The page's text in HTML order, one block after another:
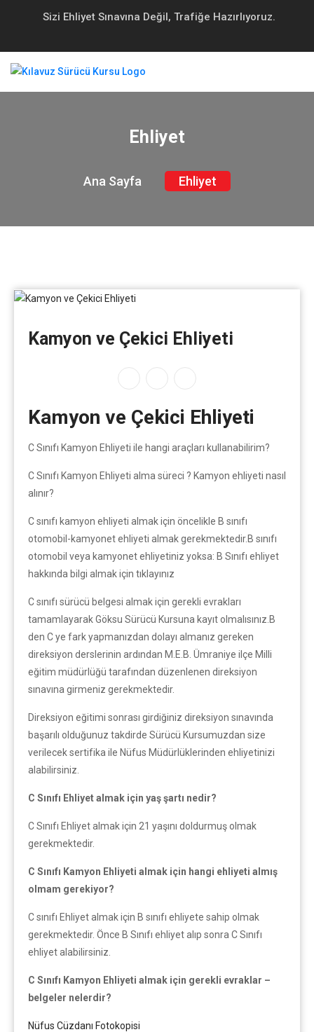
Sizi Ehliyet Sınavına Değil, Trafiğe Hazırlıyoruz.
Ehliyet
Ana Sayfa Ehliyet
Kamyon ve Çekici Ehliyeti
Kamyon ve Çekici Ehliyeti
C Sınıfı Kamyon Ehliyeti ile hangi araçları kullanabilirim?
C Sınıfı Kamyon Ehliyeti alma süreci ? Kamyon ehliyeti nasıl
alınır?
C sınıfı kamyon ehliyeti almak için öncelikle B sınıfı
otomobil-kamyonet ehliyeti almak gerekmektedir.B sınıfı
otomobil veya kamyonet ehliyetiniz yoksa: B Sınıfı ehliyet
hakkında bilgi almak için tıklayınız
C sınıfı sürücü belgesi almak için gerekli evrakları
tamamlayarak Göksu Sürücü Kursuna kayıt olmalısınız.B
den C ye fark yapmanızdan dolayı almanız gereken
direksiyon derslerinin ardından M.E.B. Ümraniye ilçe Milli
eğitim müdürlüğü tarafından düzenlenen direksiyon
sınavına girmeniz gerekmektedir.
Direksiyon eğitimi sonrası girdiğiniz direksiyon sınavında
başarılı olduğunuz takdirde Sürücü Kursumuzdan size
verilecek sertifika ile Nüfus Müdürlüklerinden ehliyetinizi
alabilirsiniz.
C Sınıfı Ehliyet almak için yaş şartı nedir?
C Sınıfı Ehliyet almak için 21 yaşını doldurmuş olmak
gerekmektedir.
C Sınıfı Kamyon Ehliyeti almak için hangi ehliyeti almış
olmam gerekiyor?
C sınıfı Ehliyet almak için B sınıfı ehliyete sahip olmak
gerekmektedir. Önce B Sınıfı ehliyet alıp sonra C Sınıfı
ehliyet alabilirsiniz.
C Sınıfı Kamyon Ehliyeti almak için gerekli evraklar –
belgeler nelerdir?
Nüfus Cüzdanı Fotokopisi